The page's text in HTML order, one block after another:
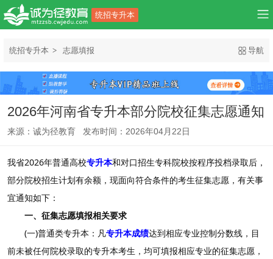
统招专升本
统招专升本 志愿填报 导航
2026年河南省专升本部分院校征集志愿通知
来源：诚为径教育 发布时间：2026年04月22日
我省2026年普通高校专升本和对口招生专科院校按程序投档录取后，
部分院校招生计划有余额，现面向符合条件的考生征集志愿，有关事
宜通知如下：
一、征集志愿填报相关要求
(一)普通类专升本：凡专升本成绩达到相应专业控制分数线，目
前未被任何院校录取的专升本考生，均可填报相应专业的征集志愿，